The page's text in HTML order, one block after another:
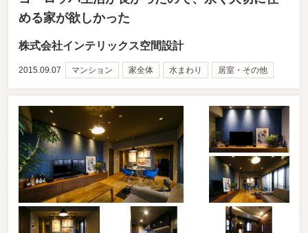
める家が欲しかった
株式会社インテリックス空間設計
2015.09.07 マンション 家全体 水まわり 居室・その他